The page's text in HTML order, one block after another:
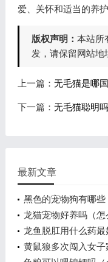
爱、关怀和适当的养
版权声明： 本站所
发，请保留网站地
上一篇： 无毛猫是哪
下一篇： 无毛猫聪明
最新文章
黑色的宠物狗有哪些
龙猫宠物好养吗（怎
龙鱼脱肛用什么药最
黄鼠狼多次闯入女子